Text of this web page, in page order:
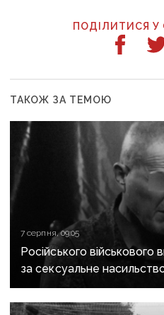
ПОДІЛИТИСЯ
ТАКОЖ ЗА ТЕМОЮ
7 серпня, 09:05
Російського військового
за сексуальне
відомо про справу